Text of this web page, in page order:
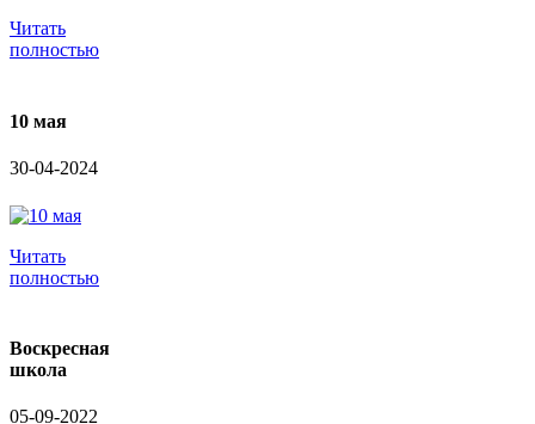
Читать
полностью
10 мая
30-04-2024
Читать
полностью
Воскресная
школа
05-09-2022